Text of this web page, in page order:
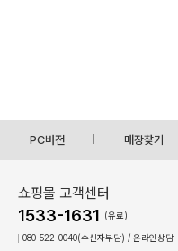
PC버전 매장찾기
쇼핑몰 고객센터
1533-1631 (유료)
080-522-0040(수신자부담) / 온라인상담